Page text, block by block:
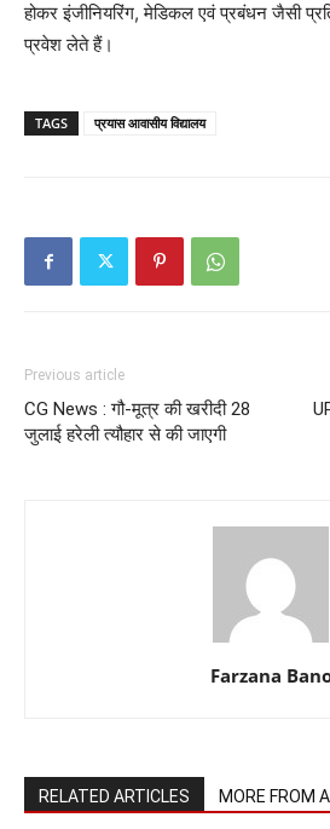
होकर इंजीनियरिंग, मेडिकल एवं प्रबंधन जैसी
प्रवेश लेते हैं।
TAGS प्रयास आवासीय विद्यालय
Previous article
CG News : गौ-मूत्र की खरीदी 28
जुलाई हरेली त्यौहार से की जाएगी
Farzana
RELATED ARTICLES MORE FROM